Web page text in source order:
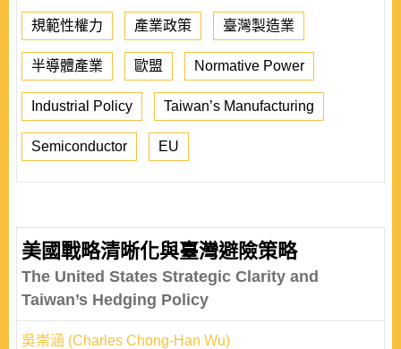
規範性權力 產業政策 臺灣製造業
半導體產業 歐盟 Normative Power
Industrial Policy Taiwan’s Manufacturing
Semiconductor EU
美國戰略清晰化與臺灣避險策略
The United States Strategic Clarity and
Taiwan’s Hedging Policy
吳崇涵 (Charles Chong-Han Wu)